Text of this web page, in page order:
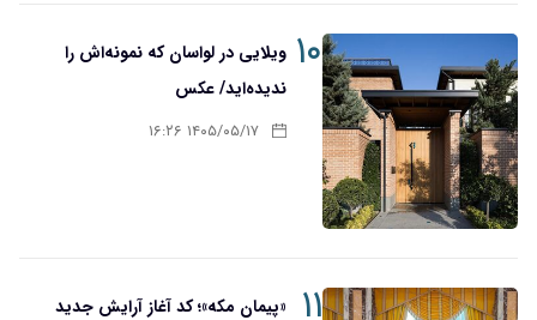
۱۰ ویلایی در لواسان که نمونه‌اش را
ندیده‌اید/ عکس
۱۴۰۵/۰۵/۱۷ ۱۶:۲۶
۱۱
«پیمان مکه»؛ کد آغاز آرایش جدید